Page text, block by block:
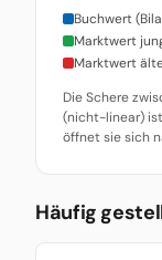
Buchwert
Marktwert
Marktwert
Die Schere
(nicht-linear)
öffnet sie sich
Häufig